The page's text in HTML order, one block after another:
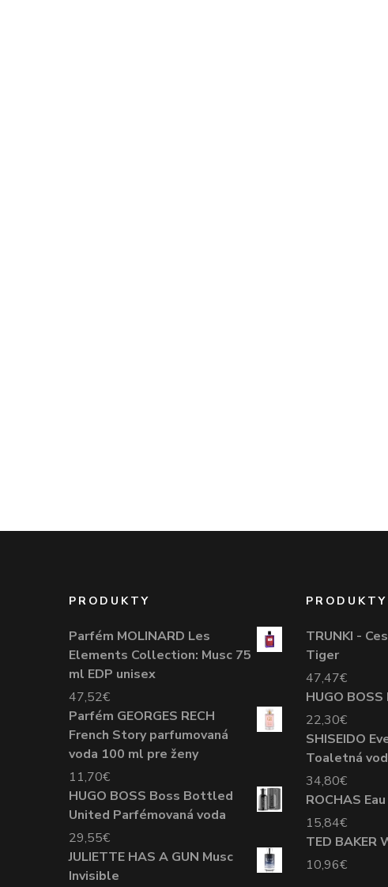
PRODUKTY
Parfém MOLINARD Les
Elements Collection: Musc 75
ml EDP unisex
47,52€
Parfém GEORGES RECH
French Story parfumovaná
voda 100 ml pre ženy
11,70€
HUGO BOSS Boss Bottled
United Parfémovaná voda
29,55€
JULIETTE HAS A GUN Musc
Invisible
PRODUKTY
TRUNKI -
Tiger
47,47€
HUGO
22,30€
SHISEIDO
Toaletná
34,80€
ROCHAS
15,84€
TED BAKER
10,96€